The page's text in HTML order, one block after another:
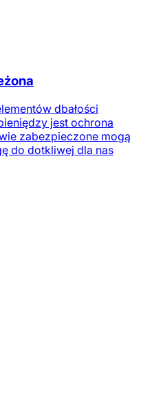
dbałości
jest ochrona
zabezpieczone mogą
do dotkliwej dla nas